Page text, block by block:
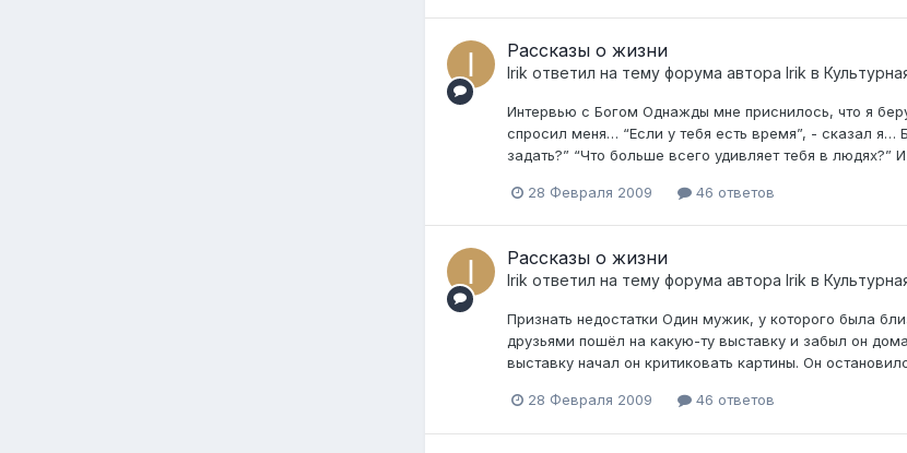
Рассказы о жизни
Irik ответил на тему форума автора Irik в
Интервью с Богом Однажды мне приснилось, что я
спросил меня… “Если у тебя есть время”, - сказал я…
задать?” “Что больше всего удивляет тебя в людях?”
28 Февраля 2009 46 ответов
Рассказы о жизни
Irik ответил на тему форума автора Irik в
Признать недостатки Один мужик, у которого была
друзьями пошёл на какую-ту выставку и забыл он
выставку начал он критиковать картины. Он
28 Февраля 2009 46 ответов